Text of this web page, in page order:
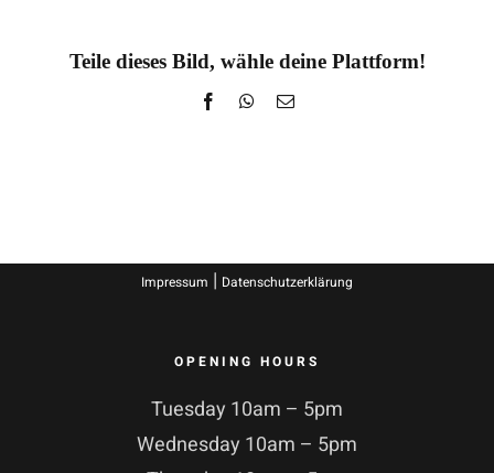
Teile dieses Bild, wähle deine Plattform!
FacebookWhatsApp
E-
Impressum | Datenschutzerklärung
OPENING HOURS
Tuesday 10am – 5pm
Wednesday 10am – 5pm